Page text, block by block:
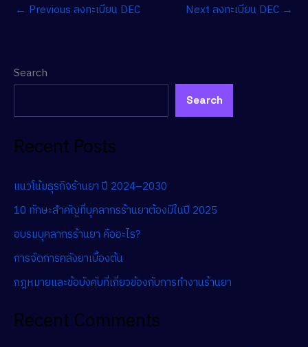
← Previous ลงทะเบียน DEC Next ลงทะเบียน DEC →
Search
Search
Recent Posts
แนวโน้มธุรกิจร้านยา ปี 2024–2030
10 ทักษะสำคัญที่บุคลากรร้านยาต้องมีในปี 2025
อบรมบุคลากรร้านยา คืออะไร?
การจัดการคลังยาเบื้องต้น
กฎหมายและข้อบังคับที่เกี่ยวข้องกับการทำงานร้านยา
Recent Comments